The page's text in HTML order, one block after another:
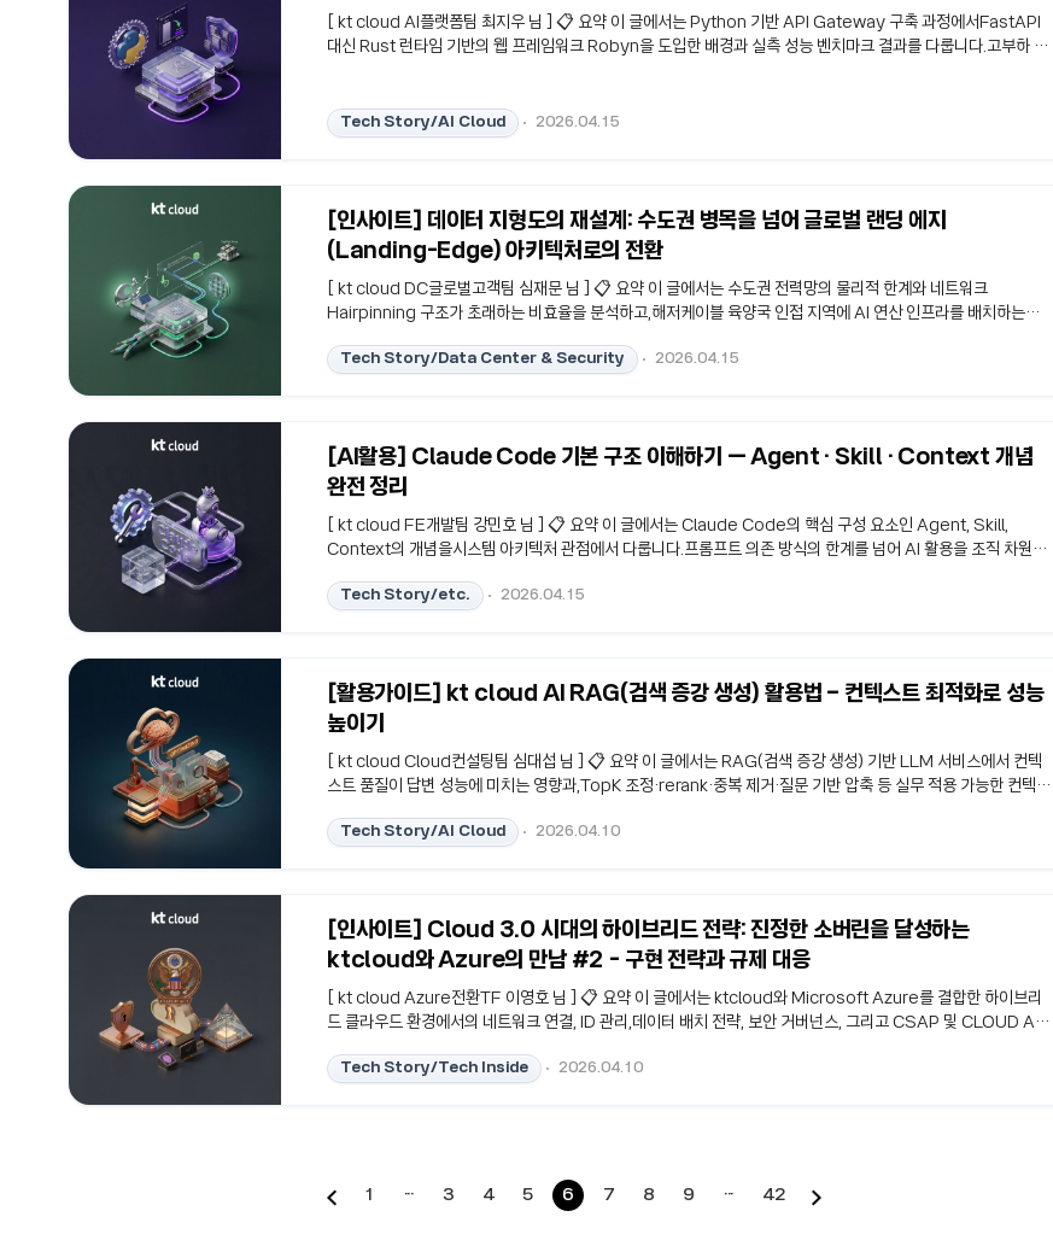
[ kt cloud AI플랫폼팀 최지우 님 ] 📋 요약 이 글에서는 Python 기반 API Gateway 구축 과정에서FastAPI
대신 Rust 런타임 기반의 웹 프레임워크 Robyn을 도입한 배경과 실측 성능 벤치마크 결과를 다룹니다.고부하 환
함께 AI 서비스의 아키텍처는 날이 갈수록 복잡해지고 있습니다. vLLM이나 TGI 같은 고성능 추론 엔진들은 자체
적으로 API 서버 기능을 내장하고 있어 실행 즉시 모델과 통신할 수 있는 환경을 제..
Tech Story/AI Cloud 2026.04.15
[인사이트] 데이터 지형도의 재설계: 수도권 병목을 넘어 글로벌 랜딩 에지
(Landing-Edge) 아키텍처로의 전환
[ kt cloud DC글로벌고객팀 심재문 님 ] 📋 요약 이 글에서는 수도권 전력망의 물리적 한계와 네트워크
Hairpinning 구조가 초래하는 비효율을 분석하고,해저케이블 육양국 인접 지역에 AI 연산 인프라를 배치하는글
례를 근거로,대한민국이 디지털 소비국에서 고부가가치 데이터 생산 기지로 도약하기 위한인프라 재설계의 방향성
Tech Story/Data Center & Security 2026.04.15
[AI활용] Claude Code 기본 구조 이해하기 — Agent · Skill · Context 개념
완전 정리
[ kt cloud FE개발팀 강민호 님 ] 📋 요약 이 글에서는 Claude Code의 핵심 구성 요소인 Agent, Skill,
Context의 개념을시스템 아키텍처 관점에서 다룹니다.프롬프트 의존 방식의 한계를 넘어 AI 활용을 조직 차원에
#프롬프트엔지니어링 #AI아키텍처 시리즈 2를 시작하며 시리즈 1에서는 왜 코딩 AI를 개인의 생산성 도구가 아
Tech Story/etc. 2026.04.15
[활용가이드] kt cloud AI RAG(검색 증강 생성) 활용법 – 컨텍스트 최적화로 성능
높이기
[ kt cloud Cloud컨설팅팀 심대섭 님 ] 📋 요약 이 글에서는 RAG(검색 증강 생성) 기반 LLM 서비스에서 컨텍
스트 품질이 답변 성능에 미치는 영향과,TopK 조정·rerank·중복 제거·질문 기반 압축 등 실무 적용 가능한 컨텍스
는 핵심 변수임을 정리합니다.#RAG #컨텍스트최적화 #rerank #TopK #query-aware-compression
Tech Story/AI Cloud 2026.04.10
[인사이트] Cloud 3.0 시대의 하이브리드 전략: 진정한 소버린을 달성하는
ktcloud와 Azure의 만남 #2 - 구현 전략과 규제 대응
[ kt cloud Azure전환TF 이영호 님 ] 📋 요약 이 글에서는 ktcloud와 Microsoft Azure를 결합한 하이브리
드 클라우드 환경에서의 네트워크 연결, ID 관리,데이터 배치 전략, 보안 거버넌스, 그리고 CSAP 및 CLOUD Act
위한 실질적인 아키텍처 설계 방향을 정리합니다.#하이브리드클라우드 #데이터주권 #CSAP
Tech Story/Tech Inside 2026.04.10
1 ··· 3 4 5 6 7 8 9 ··· 42